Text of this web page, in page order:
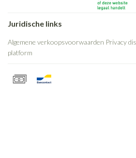
Juridische links
Algemene verkoopsvoorwaarden Privacy
platform